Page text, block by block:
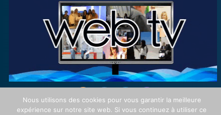
Nous utilisons des cookies pour vous garantir la meilleure
expérience sur notre site web. Si vous continuez à utiliser ce